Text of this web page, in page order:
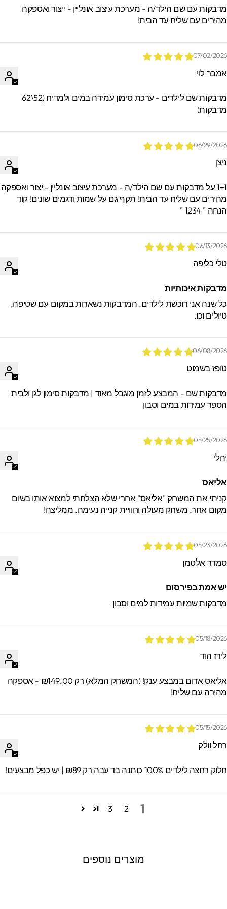
הזמנות.
עם שם הילד/ה - מערכת עיצוב אונליין - ייצור ואספקה
עם שליח עד הבית!
07/02/
לוי
מדבקות שם לילדים - ערכת סימון עמידה במים ולמדיח (52\62
06/29/
1+1 על מדבקות עם שם הילד/ה - מערכת עיצוב אונליין - יצור ואספקה
עם שליח עד הבית! תקף גם על שמות ודגמים שונים! קוד
" 1234 "
06/13/
כליפה
איכותיות
שנה אני רוכשת לילדים. המדבקות נשארות במקום עם שטיפה,
וכו.
06/08/
בשמוט
שם - המבצע לזמן מוגבל מאוד | מדבקות סימון לגן ולבית
עמידות במים וסבון
05/25/
את המשחק "אליאס" אחרי שלא הצלחתי למצוא אותו בשום
אחר. משחק מעולה וחוויית קנייה נעימה. ממליצה!
05/23/
אלטמן
אמת בפירסום
שמיות עמידות למים וסבון
05/18/
הוד
אליאס אדום במבצע ענק! (המשחק המלא) רק ₪149.00 - אספקה
עם שליח!
05/15/
וולק
רחצה לילדים 100% כותנה בד עבה רק ₪89 | יש כפל מבצעים!
1
2
3
מוצרים נוספים